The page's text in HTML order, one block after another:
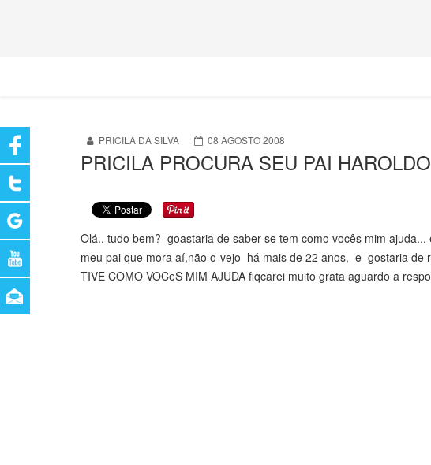
PRICILA DA SILVA 08 AGOSTO 2008
PRICILA PROCURA SEU PAI
Olá.. tudo bem? goastaria de saber se tem como vocês mim ajuda...
meu pai que mora aí,não o-vejo há mais de 22 anos, e gostaria de
TIVE COMO VOCeS MIM AJUDA fiqcarei muito grata aguardo a